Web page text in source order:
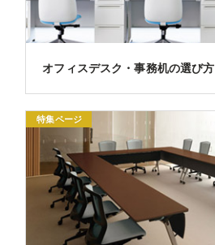
オフィスデスク・事務机の選び方
特集ページ